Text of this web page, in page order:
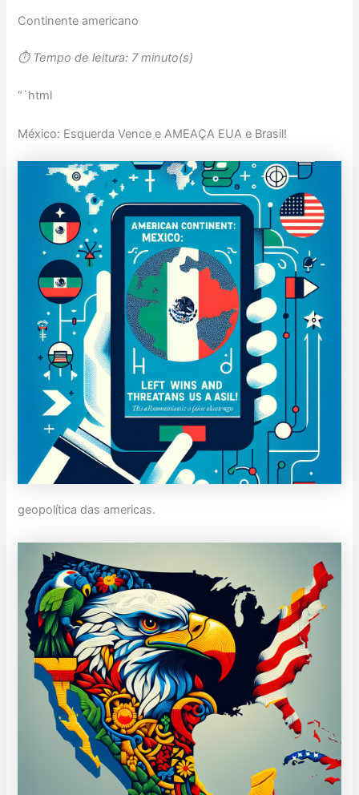
Continente americano
⏱️ Tempo de leitura: 7 minuto(s)
“`html
México: Esquerda Vence e AMEAÇA EUA e Brasil!
geopolítica das americas.